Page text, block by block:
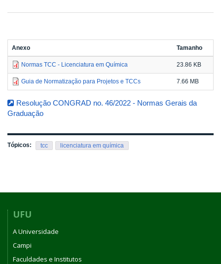
Anexo Tamanho
Normas TCC - Licenciatura em Química 23.86 KB
Guia de Normatização para Projetos e TCCs 7.66 MB
Resolução CONGRAD no. 46/2022 - Normas Gerais da
Graduação
Tópicos: tcc licenciatura em química
UFU
A Universidade
Campi
Faculdades e Institutos